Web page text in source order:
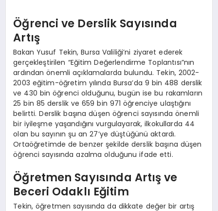
Öğrenci ve Derslik Sayısında
Artış
Bakan Yusuf Tekin, Bursa Valiliği’ni ziyaret ederek
gerçekleştirilen “Eğitim Değerlendirme Toplantısı”nın
ardından önemli açıklamalarda bulundu. Tekin, 2002-
2003 eğitim-öğretim yılında Bursa’da 9 bin 488 derslik
ve 430 bin öğrenci olduğunu, bugün ise bu rakamların
25 bin 85 derslik ve 659 bin 971 öğrenciye ulaştığını
belirtti. Derslik başına düşen öğrenci sayısında önemli
bir iyileşme yaşandığını vurgulayarak, ilkokullarda 44
olan bu sayının şu an 27’ye düştüğünü aktardı.
Ortaöğretimde de benzer şekilde derslik başına düşen
öğrenci sayısında azalma olduğunu ifade etti.
Öğretmen Sayısında Artış ve
Beceri Odaklı Eğitim
Tekin, öğretmen sayısında da dikkate değer bir artış